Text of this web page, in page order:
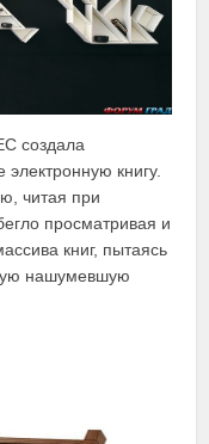
создала
книгу.
читая при
просматривая и
книг, пытаясь
нашумевшую